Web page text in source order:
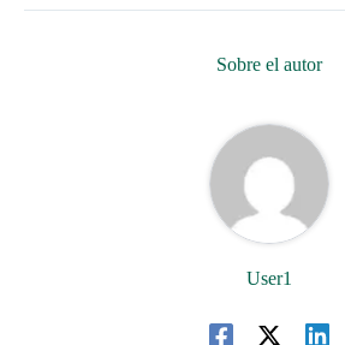
Sobre el autor
User1